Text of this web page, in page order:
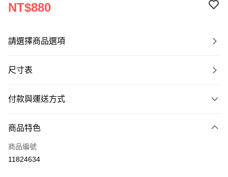
NT$880
請選擇商品選項
尺寸表
付款與運送方式
信用卡一次付款
運送方式
商品特色
商品編號
11824634